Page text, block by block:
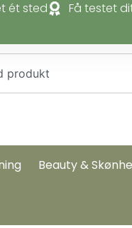
ét sted Få testet
Beauty &